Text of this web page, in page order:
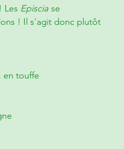
Les Episcia se
! Il s'agit donc plutôt
en touffe